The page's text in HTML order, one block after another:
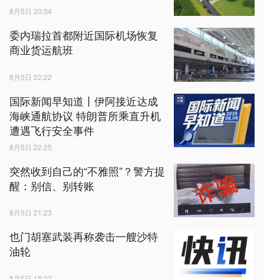
8月5日 20:34
委内瑞拉首都附近国际机场恢复
商业货运航班
8月5日 22:22
国际新闻早知道丨伊阿接近达成
海峡通航协议 特朗普所乘直升机
遭遇飞行安全事件
8月5日 22:25
突然收到自己的“不雅照”？警方提
醒：别信、别转账
8月5日 21:23
也门胡塞武装再称袭击一艘沙特
油轮